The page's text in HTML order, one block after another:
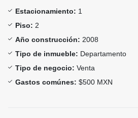
Estacionamiento: 1
Piso: 2
Año construcción: 2008
Tipo de inmueble: Departamento
Tipo de negocio: Venta
Gastos comúnes: $500 MXN